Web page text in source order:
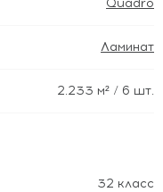
Quadro
Ламинат
2.233 м² / 6 шт.
32 класс